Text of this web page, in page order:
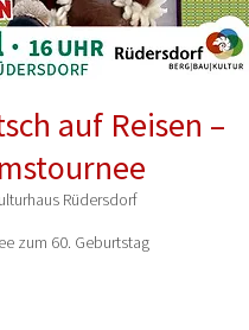
auf Reisen –
Rüdersdorf
zum 60. Geburtstag